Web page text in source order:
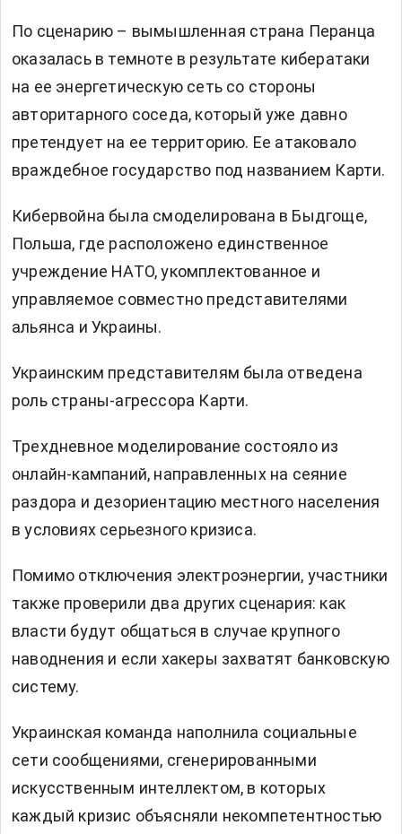
По сценарию – вымышленная страна Перанца
оказалась в темноте в результате кибератаки
на ее энергетическую сеть со стороны
авторитарного соседа, который уже давно
претендует на ее территорию. Ее атаковало
враждебное государство под названием Карти.
Кибервойна была смоделирована в Быдгоще,
Польша, где расположено единственное
учреждение НАТО, укомплектованное и
управляемое совместно представителями
альянса и Украины.
Украинским представителям была отведена
роль страны-агрессора Карти.
Трехдневное моделирование состояло из
онлайн-кампаний, направленных на сеяние
раздора и дезориентацию местного населения
в условиях серьезного кризиса.
Помимо отключения электроэнергии, участники
также проверили два других сценария: как
власти будут общаться в случае крупного
наводнения и если хакеры захватят банковскую
систему.
Украинская команда наполнила социальные
сети сообщениями, сгенерированными
искусственным интеллектом, в которых
каждый кризис объясняли некомпетентностью